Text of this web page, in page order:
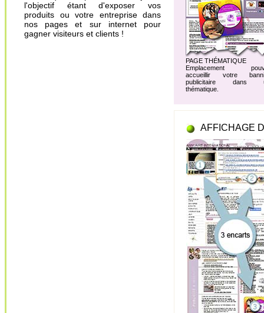
l'objectif étant d'exposer vos
produits ou votre entreprise dans
nos pages et sur internet pour
gagner visiteurs et clients !
PAGE THÉMATIQUE
Emplacement
accueillir votre
publicitaire dans
thématique.
AFFICHAGE